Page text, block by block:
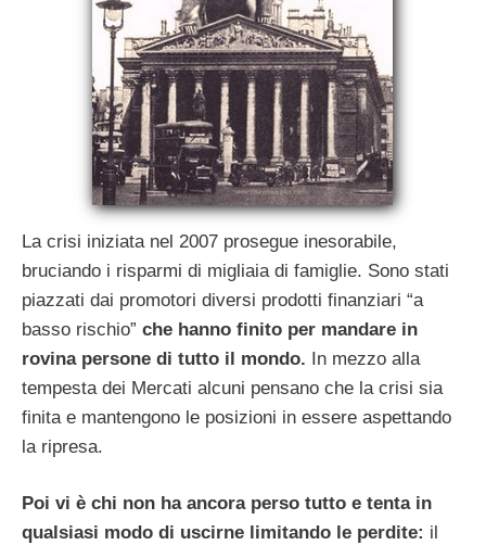
La crisi iniziata nel 2007 prosegue inesorabile,
bruciando i risparmi di migliaia di famiglie. Sono stati
piazzati dai promotori diversi prodotti finanziari “a
basso rischio” che hanno finito per mandare in
rovina persone di tutto il mondo. In mezzo alla
tempesta dei Mercati alcuni pensano che la crisi sia
finita e mantengono le posizioni in essere aspettando
la ripresa.
Poi vi è chi non ha ancora perso tutto e tenta in
qualsiasi modo di uscirne limitando le perdite: il